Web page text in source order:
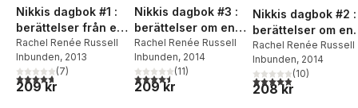
Nikkis dagbok #1 :
berättelser från ett
(inte så) fantastiskt
liv
Rachel Renée Russell
Inbunden, 2013
4,7utav 5 stjärnor. Totalt antal röster:
(7)
209 kr
Nikkis dagbok #3 :
berättelser om en
(inte så) talangfull
popstjärna
Rachel Renée Russell
Inbunden, 2014
4,5utav 5 stjärnor. Totalt antal röster:
(11)
209 kr
Nikkis dagbok #2 :
berättelser om en
(inte så) populär
partytjej
Rachel Renée Russell
Inbunden, 2014
4,9utav 5 stjärnor.
(10)
208 kr